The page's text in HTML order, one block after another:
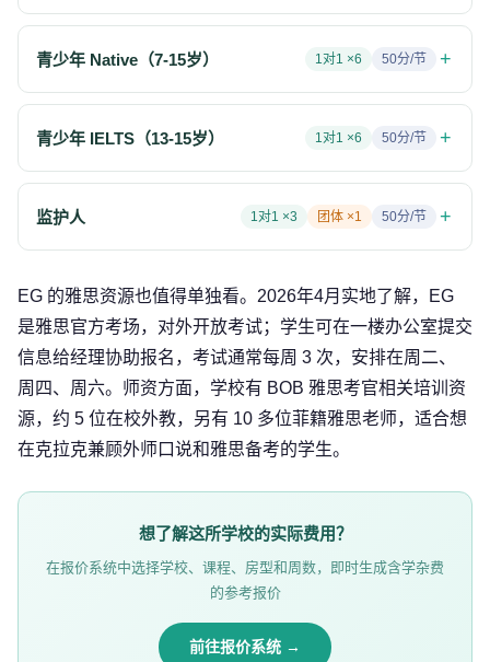
青少年 Native（7-15岁） 1对1 ×6 50分/节 +
青少年 IELTS（13-15岁） 1对1 ×6 50分/节 +
监护人 1对1 ×3 团体 ×1 50分/节 +
EG 的雅思资源也值得单独看。2026年4月实地了解，EG
是雅思官方考场，对外开放考试；学生可在一楼办公室提交
信息给经理协助报名，考试通常每周 3 次，安排在周二、
周四、周六。师资方面，学校有 BOB 雅思考官相关培训资
源，约 5 位在校外教，另有 10 多位菲籍雅思老师，适合想
在克拉克兼顾外师口说和雅思备考的学生。
想了解这所学校的实际费用？
在报价系统中选择学校、课程、房型和周数，即时生成含学杂费
的参考报价
前往报价系统 →